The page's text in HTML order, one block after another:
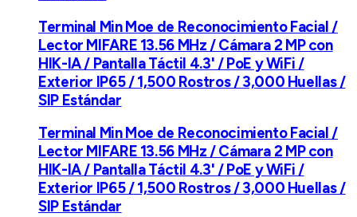
Terminal Min Moe de Reconocimiento Facial /
Lector MIFARE 13.56 MHz / Cámara 2 MP con
HIK-IA / Pantalla Táctil 4.3' / PoE y WiFi /
Exterior IP65 / 1,500 Rostros / 3,000 Huellas /
SIP Estándar
Terminal Min Moe de Reconocimiento Facial /
Lector MIFARE 13.56 MHz / Cámara 2 MP con
HIK-IA / Pantalla Táctil 4.3' / PoE y WiFi /
Exterior IP65 / 1,500 Rostros / 3,000 Huellas /
SIP Estándar